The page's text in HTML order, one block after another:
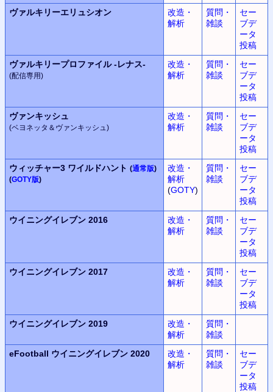
ヴァルキリーエリュシオン
改造・
解析
質問・
雑談
セー
ブデ
ータ
投稿
ヴァルキリープロファイル-レナス-
(配信専用)
改造・
解析
質問・
雑談
セー
ブデ
ータ
投稿
ヴァンキッシュ
(ベヨネッタ＆ヴァンキッシュ)
改造・
解析
質問・
雑談
セー
ブデ
ータ
投稿
ウィッチャー3 ワイルドハント (通常版)
(GOTY版)
改造・
解析
(GOTY)
質問・
雑談
セー
ブデ
ータ
投稿
ウイニングイレブン 2016
改造・
解析
質問・
雑談
セー
ブデ
ータ
投稿
ウイニングイレブン 2017
改造・
解析
質問・
雑談
セー
ブデ
ータ
投稿
ウイニングイレブン 2019
改造・
解析
質問・
雑談
eFootball ウイニングイレブン 2020
改造・
解析
質問・
雑談
セー
ブデ
ータ
投稿